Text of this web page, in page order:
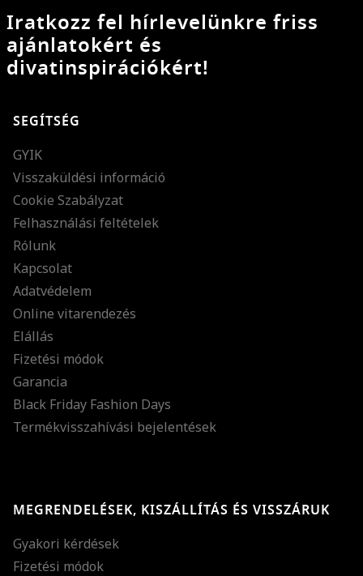
Iratkozz fel hírlevelünkre friss
ajánlatokért és
divatinspirációkért!
SEGÍTSÉG
GYIK
Visszaküldési információ
Cookie Szabályzat
Felhasználási feltételek
Rólunk
Kapcsolat
Adatvédelem
Online vitarendezés
Elállás
Fizetési módok
Garancia
Black Friday Fashion Days
Termékvisszahívási bejelentések
MEGRENDELÉSEK, KISZÁLLÍTÁS ÉS VISSZÁRUK
Gyakori kérdések
Fizetési módok